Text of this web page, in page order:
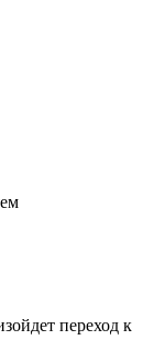
переход к